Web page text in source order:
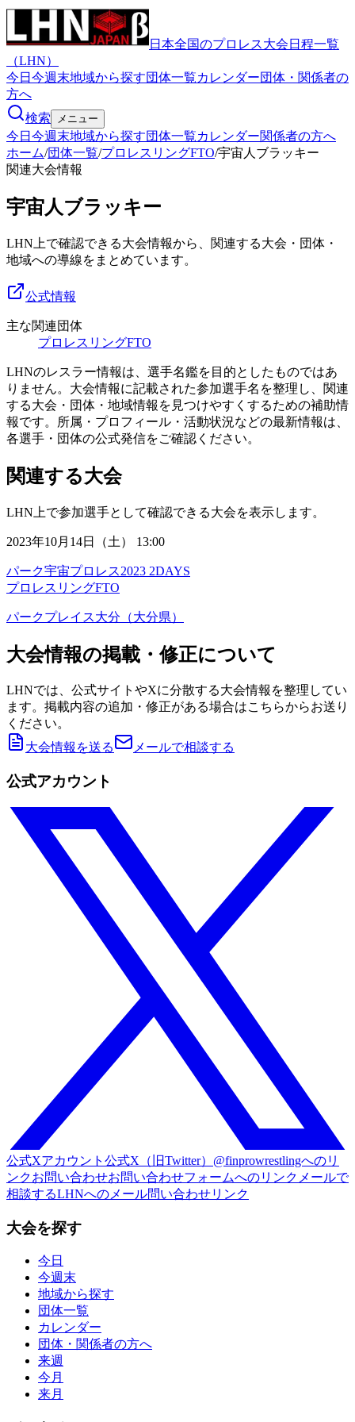
日本全国のプロレス大会日程一覧
（LHN）
今日 今週末地域から探す団体一覧カレンダー団体・関係者の
方へ
検索
メニュー
今日 今週末地域から探す団体一覧カレンダー関係者の方へ
ホーム/団体一覧/プロレスリングFTO/宇宙人ブラッキー
関連大会情報
宇宙人ブラッキー
LHN上で確認できる大会情報から、関連する大会・団体・
地域への導線をまとめています。
公式情報
主な関連団体
プロレスリングFTO
LHNのレスラー情報は、選手名鑑を目的としたものではあ
りません。大会情報に記載された参加選手名を整理し、関連
する大会・団体・地域情報を見つけやすくするための補助情
報です。所属・プロフィール・活動状況などの最新情報は、
各選手・団体の公式発信をご確認ください。
関連する大会
LHN上で参加選手として確認できる大会を表示します。
2023年10月14日（土） 13:00
パーク宇宙プロレス2023 2DAYS
プロレスリングFTO
パークプレイス大分（大分県）
大会情報の掲載・修正について
LHNでは、公式サイトやXに分散する大会情報を整理してい
ます。掲載内容の追加・修正がある場合はこちらからお送り
ください。
大会情報を送る
メールで相談する
公式アカウント
公式Xアカウント 公式X（旧Twitter）@finprowrestlingへのリ
ンクお問い合わせお問い合わせフォームへのリンク メールで
相談するLHNへのメール問い合わせリンク
大会を探す
今日
今週末
地域から探す
団体一覧
カレンダー
団体・関係者の方へ
来週
今月
来月